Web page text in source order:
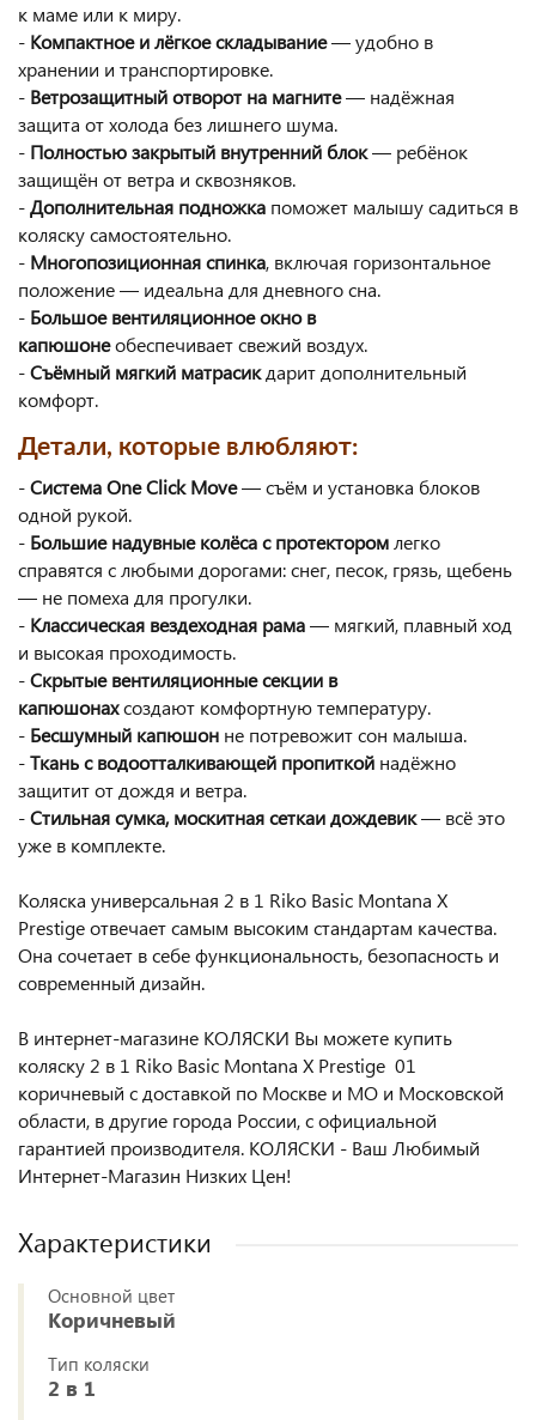
к маме или к миру.
- Компактное и лёгкое складывание— удобно в
хранении и транспортировке.
- Ветрозащитный отворот на магните— надёжная
защита от холода без лишнего шума.
- Полностью закрытый внутренний блок— ребёнок
защищён от ветра и сквозняков.
-Дополнительная подножка поможет малышу садиться в
коляску самостоятельно.
- Многопозиционная спинка, включая горизонтальное
положение — идеальна для дневного сна.
- Большое вентиляционное окно в
капюшонеобеспечивает свежий воздух.
-Съёмный мягкий матрасикдарит дополнительный
комфорт.
Детали, которые влюбляют:
-Система One Click Move— съём и установка блоков
одной рукой.
- Большие надувные колёса с протектором легко
справятся с любыми дорогами: снег, песок, грязь, щебень
— не помеха для прогулки.
- Классическая вездеходная рама— мягкий, плавный ход
и высокая проходимость.
-Скрытые вентиляционные секции в
капюшонахсоздают комфортную температуру.
- Бесшумный капюшон не потревожит сон малыша.
-Ткань с водоотталкивающей пропиткой надёжно
защитит от дождя и ветра.
-Стильная сумка, москитная сеткаи дождевик— всё это
уже в комплекте.
Коляска универсальная 2 в 1 Riko Basic Montana X
Prestige отвечает самым высоким стандартам качества.
Она сочетает в себе функциональность, безопасность и
современный дизайн.
В интернет-магазине КОЛЯСКИ Вы можете купить
коляску 2 в 1 Riko Basic Montana X Prestige 01
коричневый с доставкой по Москве и МО и Московской
области, в другие города России, с официальной
гарантией производителя. КОЛЯСКИ - Ваш Любимый
Интернет-Магазин Низких Цен!
Характеристики
Основной цвет
Коричневый
Тип коляски
2 в 1